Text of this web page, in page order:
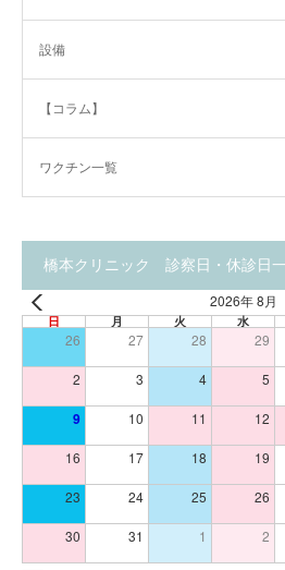
設備
【コラム】
ワクチン一覧
橋本クリニック 診察日・休診日
2026年 8月
日 月 火 水
26 27 28 29
2 3 4 5
9 10 11 12
16 17 18 19
23 24 25 26
30 31 1 2